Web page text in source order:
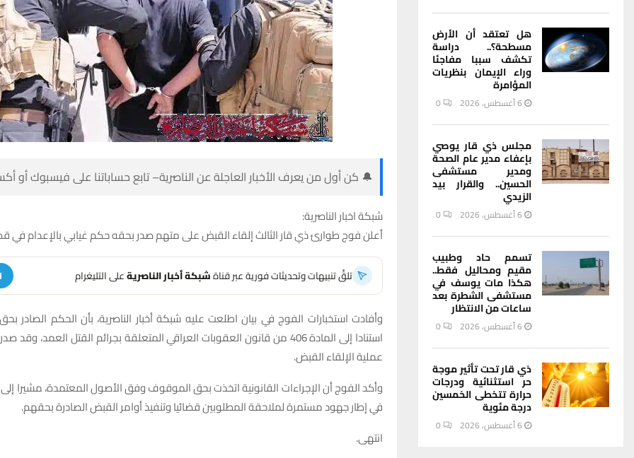
🔔 كن أول من يعرف الأخبار العاجلة عن الناصرية– تابع حساباتنا على فيسبوك أو
شبكة اخبار الناصرية:
أعلن فوج طوارئ ذي قار الثالث إلقاء القبض على متهم صدر بحقه حكم غيابي بالإعدام في
تلقَّ تنبيهات وتحديثات فورية عبر قناةشبكة أخبار الناصريةعلى التليغرام
وأفادت استخبارات الفوج في بيان اطلعت عليه شبكة أخبار الناصرية، بأن الحكم الصادر
استنادا إلى المادة 406 من قانون العقوبات العراقي المتعلقة بجرائم القتل العمد، وقد
عملية الإلقاء القبض.
وأكد الفوج أن الإجراءات القانونية اتخذت بحق الموقوف وفق الأصول المعتمدة، مشيرا إلى
في إطار جهود مستمرة لملاحقة المطلوبين قضائيا وتنفيذ أوامر القبض الصادرة بحقهم.
انتهى.
هل تعتقد أن الأرض
مسطحة؟.. دراسة
تكشف سببا مفاجئا
وراء الإيمان بنظريات
المؤامرة
6 أغسطس، 2026 0
مجلس ذي قار يوصي
بإعفاء مدير عام الصحة
ومدير مستشفى
الحسين.. والقرار بيد
الزيدي
6 أغسطس، 2026 0
تسمم حاد وطبيب
مقيم ومحاليل فقط..
هكذا مات يوسف في
مستشفى الشطرة بعد
ساعات من الانتظار
6 أغسطس، 2026 0
ذي قار تحت تأثير موجة
حر استثنائية ودرجات
حرارة تتخطى الخمسين
درجة مئوية
6 أغسطس، 2026 0